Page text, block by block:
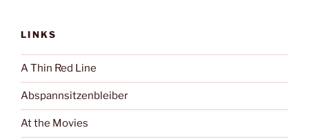
LINKS
A Thin Red Line
Abspannsitzenbleiber
At the Movies